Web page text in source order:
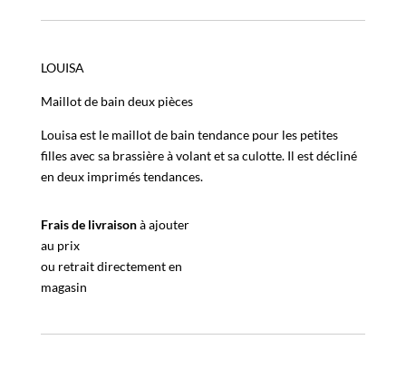
LOUISA
Maillot de bain deux pièces
Louisa est le maillot de bain tendance pour les petites
filles avec sa brassière à volant et sa culotte. Il est décliné
en deux imprimés tendances.
Frais de livraisonà ajouter
au prix
ou retrait directement en
magasin